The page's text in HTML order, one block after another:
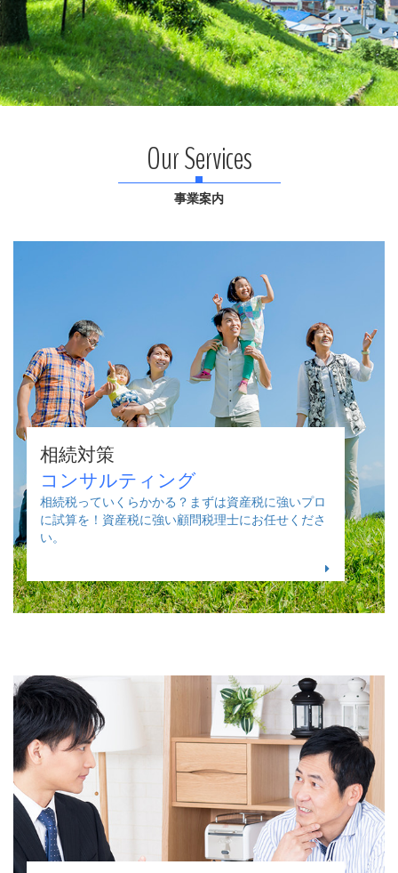
Our Services
事業案内
相続対策
コンサルティング
相続税っていくらかかる？まずは資産税に強いプロ
に試算を！資産税に強い顧問税理士にお任せくださ
い。